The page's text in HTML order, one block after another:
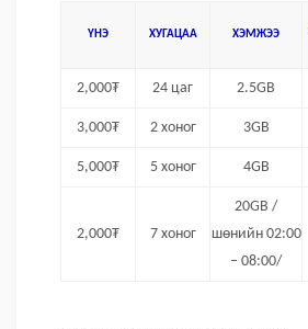
ҮНЭ ХУГАЦАА ХЭМЖЭЭ
2,000₮ 24 цаг 2.5GB
3,000₮ 2 хоног 3GB
5,000₮ 5 хоног 4GB
2,000₮ 7 хоног
20GB /
шөнийн 02:00
– 08:00/